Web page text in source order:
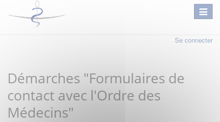
Se connecter
Démarches "Formulaires de
contact avec l'Ordre des
Médecins"